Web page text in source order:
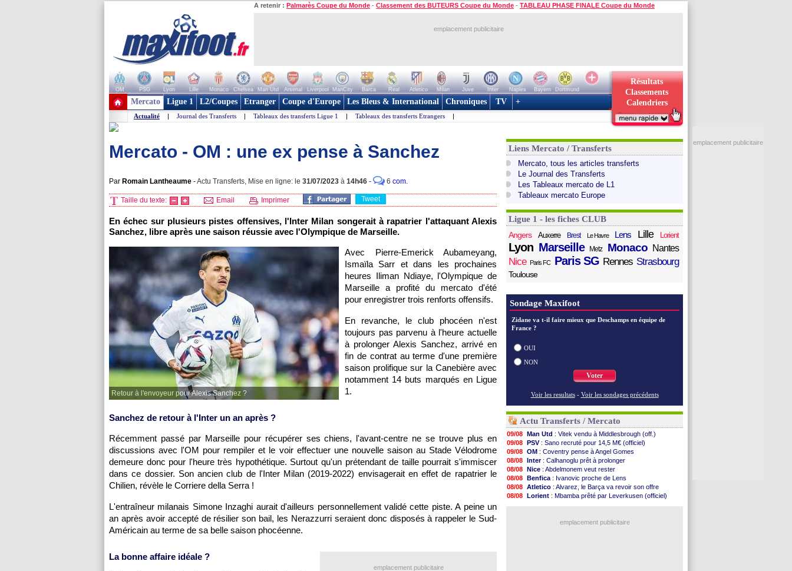
A retenir : Palmarès Coupe du Monde - Classement des BUTEURS Coupe du Monde - TABLEAU PHASE FINALE Coupe du Monde
emplacement publicitaire
OM PSG Lyon Lille Monaco Chelsea Man Utd Arsenal Liverpool ManCity Barca Real Atletico Milan Juve Inter Naples Bayern
Dortmund
+ de clubs
Résultats
Classements
Calendriers
Mercato Ligue 1 L2/Coupes Etranger Coupe d'Europe Les Bleus & International Chroniques TV +
Actualité | Journal des Transferts | Tableaux des transferts Ligue 1 | Tableaux des transferts Etrangers |
Mercato - OM : une ex pense à Sanchez
Par Romain Lantheaume -Actu Transferts, Mise en ligne: le 31/07/2023 à 14h46 - 6 com.
Taille du texte: Email Imprimer Tweet
En échec sur plusieurs pistes offensives, l'Inter Milan songerait à rapatrier l'attaquant Alexis
Sanchez, libre après une saison réussie avec l'Olympique de Marseille.
Retour à l'envoyeur pour Alexis Sanchez ?
Avec Pierre-Emerick Aubameyang,
Ismaïla Sarr et dans les prochaines
heures Iliman Ndiaye, l'Olympique de
Marseille a profité du mercato d'été
pour enregistrer trois renforts offensifs.
En revanche, le club phocéen n'est
toujours pas parvenu à l'heure actuelle
à prolonger Alexis Sanchez, arrivé en
fin de contrat au terme d'une première
saison prolifique sur la Canebière avec
notamment 14 buts marqués en Ligue
1.
Sanchez de retour à l'Inter un an après ?
Récemment passé par Marseille pour récupérer ses chiens, l'avant-centre ne se trouve plus en
discussions avec l'OM pour rempiler et le voir effectuer une nouvelle saison au Stade Vélodrome
demeure donc pour l'heure très hypothétique. Surtout qu'un prétendant de taille pourrait s'immiscer
dans ce dossier. Son ancien club de l'Inter Milan (2019-2022) envisagerait en effet de rapatrier le
Chilien, révèle le Corriere della Serra !
L'entraîneur milanais Simone Inzaghi aurait d'ailleurs personnellement validé cette piste. A peine un
an après avoir accepté de résilier son bail, les Nerazzurri seraient donc disposés à rappeler le Sud-
Américain au terme de sa belle saison phocéenne.
emplacement publicitaire
La bonne affaire idéale ?
Liens Mercato / Transferts
Mercato, tous les articles transferts
Le Journal des Transferts
Les Tableaux mercato de L1
Tableaux mercato Europe
Ligue 1 - les fiches CLUB
Angers
Auxerre Brest Le Havre Lens Lille Lorient
Lyon Marseille Metz Monaco Nantes
Nice Paris FC Paris SG Rennes Strasbourg
Toulouse
Sondage Maxifoot
Zidane va t-il faire mieux que Deschamps en équipe de
France ?
OUI
NON
Voter
Voir les resultats - Voir les sondages précédents
Actu Transferts / Mercato
09/08 Man Utd : Vitek vendu à Middlesbrough (off.)
09/08 PSV: Sano recruté pour 14,5 M€ (officiel)
09/08 OM : Coventry pense à Angel Gomes
08/08 Inter: Calhanoglu prêt à prolonger
08/08 Nice : Abdelmonem veut rester
08/08 Benfica : Ivanovic proche de Lens
08/08 Atletico : Alvarez, le Barça va revoir son offre
08/08 Lorient : Mbamba prêté par Leverkusen (officiel)
: De Jong menacé par l’arrivée de Rodri
emplacement publicitaire
emplacement publicitaire